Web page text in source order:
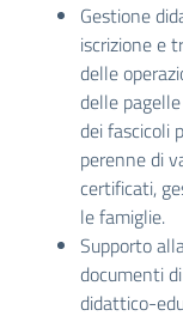
Gestione
iscrizione e
delle
delle
dei fascicoli
perenne di
certificati,
le famiglie.
Supporto
documenti
didattico-